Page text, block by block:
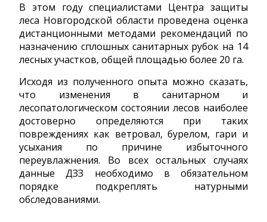
В этом году специалистами Центра защиты
леса Новгородской области проведена оценка
дистанционными методами рекомендаций по
назначению сплошных санитарных рубок на 14
лесных участков, общей площадью более 20 га.
Исходя из полученного опыта можно сказать,
что изменения в санитарном и
лесопатологическом состоянии лесов наиболее
достоверно определяются при таких
повреждениях как ветровал, бурелом, гари и
усыхания по причине избыточного
переувлажнения. Во всех остальных случаях
данные ДЗЗ необходимо в обязательном
порядке подкреплять натурными
обследованиями.